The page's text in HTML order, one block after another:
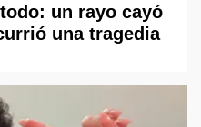
un rayo cayó
una tragedia